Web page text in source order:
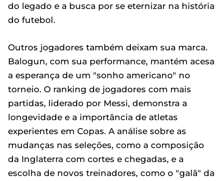
do legado e a busca por se eternizar na história
do futebol.
Outros jogadores também deixam sua marca.
Balogun, com sua performance, mantém acesa
a esperança de um "sonho americano" no
torneio. O ranking de jogadores com mais
partidas, liderado por Messi, demonstra a
longevidade e a importância de atletas
experientes em Copas. A análise sobre as
mudanças nas seleções, como a composição
da Inglaterra com cortes e chegadas, e a
escolha de novos treinadores, como o "galã" da